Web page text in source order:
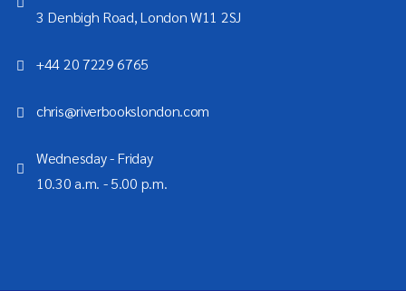
3 Denbigh Road, London W11 2SJ
+44 20 7229 6765
chris@riverbookslondon.com
Wednesday - Friday
10.30 a.m. - 5.00 p.m.